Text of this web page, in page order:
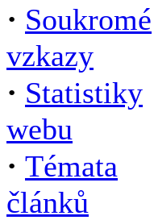
· Soukromé
vzkazy
· Statistiky
webu
· Témata
článků